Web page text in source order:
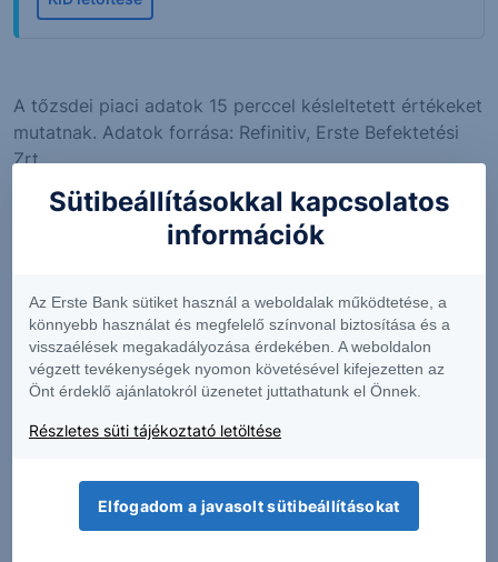
A tőzsdei piaci adatok 15 perccel késleltetett értékeket
mutatnak. Adatok forrása: Refinitiv, Erste Befektetési
Zrt.
Az "Árjegyzői vételi ár" és az "Árjegyzői eladási ár"
értékek megfelelnek a legjobb árjegyzői ajánlatoknak,
és közel valós időben jelennek meg. A napi változás
utolsó árjegyzői vételi árának különbségét mutatják.
Figyelem! Jelen információs oldalon közölt alaptermék
árfolyamok és az ebből számított tőkeáttétel nem
valós idejűek, csak információs céllal kerülnek
legkésőbb az eseményt követő napon kerülnek
A táblázatokban és a grafikonon megjelenő adatok,
adatszolgáltatási, vagy más technikai okokból eredő
Sütibeállításokkal kapcsolatos
információk
Az Erste Bank sütiket használ a weboldalak működtetése, a
könnyebb használat és megfelelő színvonal biztosítása és a
visszaélések megakadályozása érdekében. A weboldalon
végzett tevékenységek nyomon követésével kifejezetten az
Önt érdeklő ajánlatokról üzenetet juttathatunk el Önnek.
Részletes süti tájékoztató letöltése
Elfogadom a javasolt sütibeállításokat